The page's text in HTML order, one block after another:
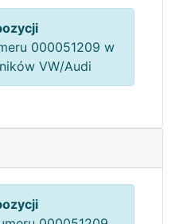
000051209 w
VW/Audi